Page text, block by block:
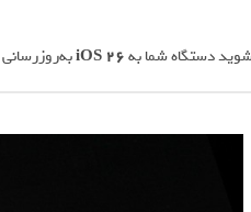
شوید دستگاه شما بهiOS 26